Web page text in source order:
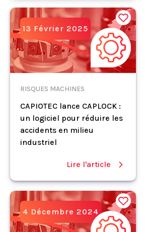
13 Février 2025
RISQUES MACHINES
CAPIOTEC lance CAPLOCK :
un logiciel pour réduire les
accidents en milieu
industriel
Lire l'article
4 Décembre 2024